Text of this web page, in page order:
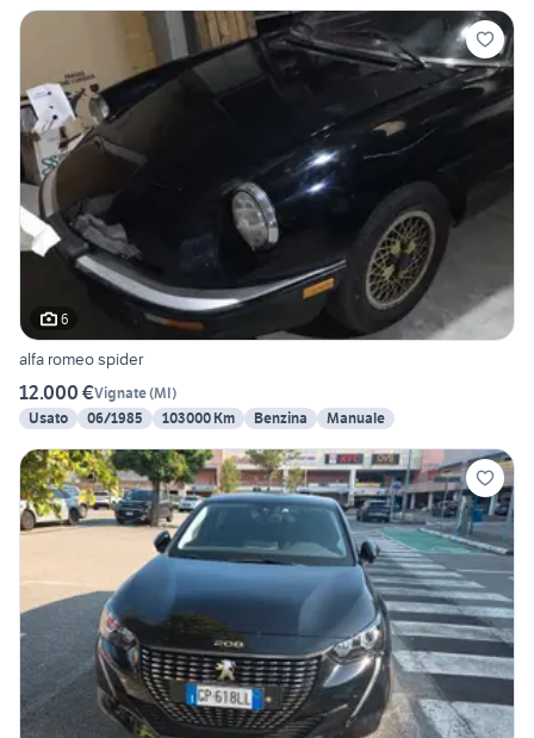
6
alfa romeo spider
12.000 €Vignate(MI)
Usato
06/1985 103000 Km Benzina Manuale